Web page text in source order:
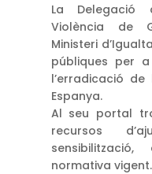
La
Violència de
Ministeri
públiques per
l’erradicació
Espanya.
Al seu portal
recursos
normativa vigent.